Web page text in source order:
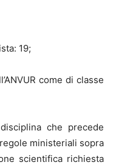
19;
come di classe
che precede
ministeriali sopra
scientifica richiesta